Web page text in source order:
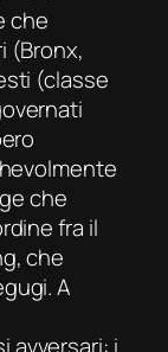
che
(Bronx,
(classe
che
fra il
che
A